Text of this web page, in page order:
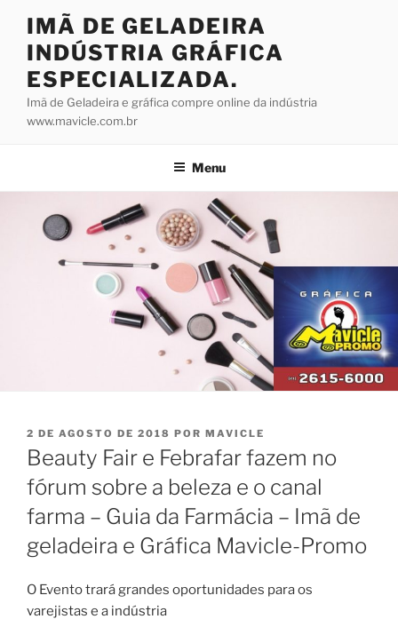
conteúdo
IMÃ DE GELADEIRA
INDÚSTRIA GRÁFICA
ESPECIALIZADA.
Imã de Geladeira e gráfica compre online da indústria
www.mavicle.com.br
Menu
PUBLICADO
EM
2 DE AGOSTO DE 2018 POR MAVICLE
Beauty Fair e Febrafar fazem no
fórum sobre a beleza e o canal
farma – Guia da Farmácia – Imã de
geladeira e Gráfica Mavicle-Promo
O Evento trará grandes oportunidades para os
varejistas e a indústria